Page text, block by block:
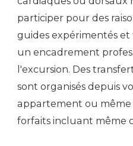
participer pour des
guides expérimentés
un encadrement
l'excursion. Des
sont organisés depuis
appartement ou
forfaits incluant même